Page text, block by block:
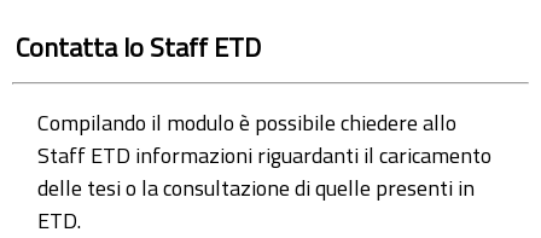
Contatta lo Staff ETD
Compilando il modulo è possibile chiedere allo
Staff ETD informazioni riguardanti il caricamento
delle tesi o la consultazione di quelle presenti in
ETD.